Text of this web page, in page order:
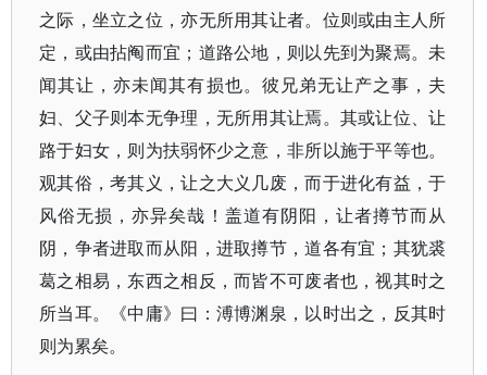
之际，坐立之位，亦无所用其让者。位则或由主人所
定，或由拈阄而宜；道路公地，则以先到为聚焉。未
闻其让，亦未闻其有损也。彼兄弟无让产之事，夫
妇、父子则本无争理，无所用其让焉。其或让位、让
路于妇女，则为扶弱怀少之意，非所以施于平等也。
观其俗，考其义，让之大义几废，而于进化有益，于
风俗无损，亦异矣哉！盖道有阴阳，让者撙节而从
阴，争者进取而从阳，进取撙节，道各有宜；其犹裘
葛之相易，东西之相反，而皆不可废者也，视其时之
所当耳。《中庸》曰：溥博渊泉，以时出之，反其时
则为累矣。